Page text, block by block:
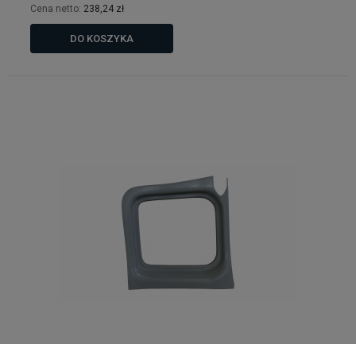
Cena netto: 238,24 zł
DO KOSZYKA